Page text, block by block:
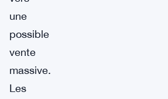
une
possible
vente
massive.
Les